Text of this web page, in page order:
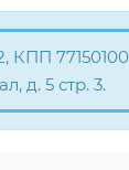
д. 5 стр. 3.